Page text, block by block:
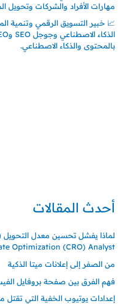
مهارات الأفراد والشركات وتحويل
📈 خبير التسويق الرقمي وتنمية
بالمحتوى والذكاء الاصطناعي.
أحدث المقالات
Optimization (CRO) Analyst
من الصفر إلى إعلانات ميتا الذكية
فهم الفرق بين صفحة بروفايل
إعدادات يوتيوب الخفية التي